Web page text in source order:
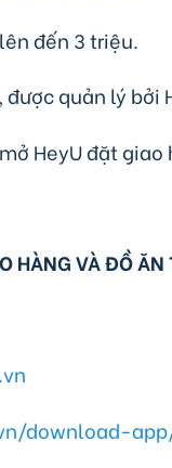
đến 3 triệu.
được quản lý bởi
HeyU đặt giao
HÀNG VÀ ĐỒ ĂN
download-